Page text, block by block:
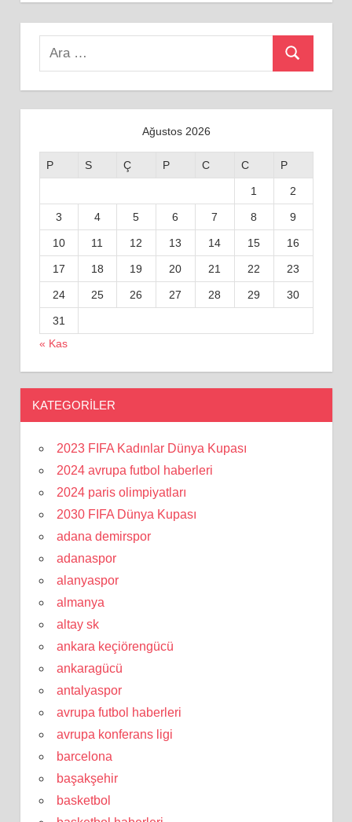
Search
Ara
Ağustos 2026
P S Ç P C C P
1 2
3 4 5 6 7 8 9
10 11 12 13 14 15 16
17 18 19 20 21 22 23
24 25 26 27 28 29 30
31
« Kas
KATEGORILER
2023 FIFA Kadınlar Dünya Kupası
2024 avrupa futbol haberleri
2024 paris olimpiyatları
2030 FIFA Dünya Kupası
adana demirspor
adanaspor
alanyaspor
almanya
altay sk
ankara keçiörengücü
ankaragücü
antalyaspor
avrupa futbol haberleri
avrupa konferans ligi
barcelona
başakşehir
basketbol